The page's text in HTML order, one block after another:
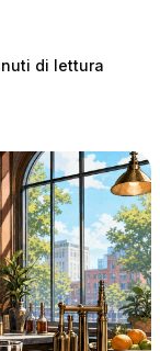
di lettura